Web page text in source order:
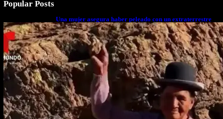
Popular Posts
Una mujer asegura haber peleado con un extraterrestre
cuerpo a cuerpo